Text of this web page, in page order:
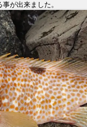
が出来ました。